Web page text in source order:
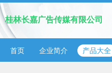
桂林长嘉广告传媒有限公司
首页 企业简介 产品大全